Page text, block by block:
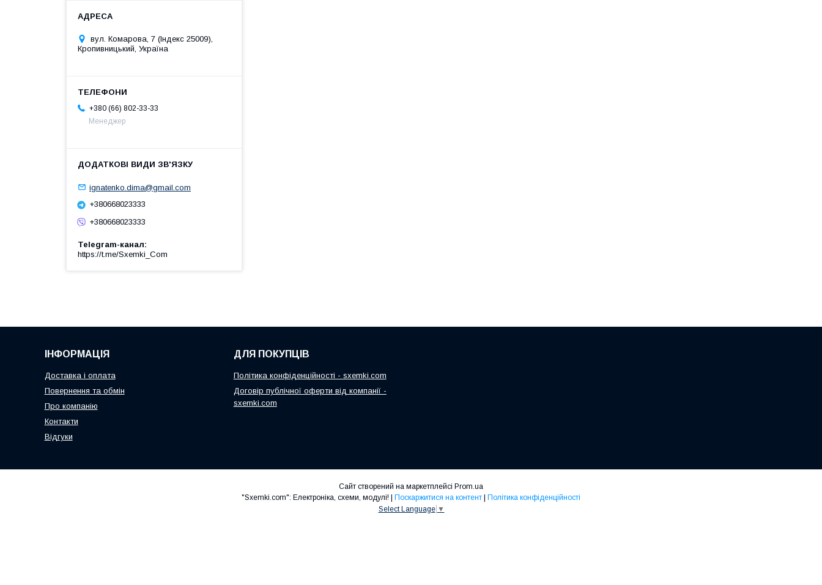
вул. Комарова, 7 (Індекс 25009),
Кропивницький, Україна
+380 (66) 802-33-33
Менеджер
ignatenko.dima@gmail.com
+380668023333
+380668023333
Telegram-канал
https://t.me/Sxemki_Com
ІНФОРМАЦІЯ
Доставка і оплата
Повернення та обмін
Про компанію
Контакти
Відгуки
ДЛЯ ПОКУПЦІВ
Політика конфіденційності - sxemki.com
Договір публічної оферти від компанії -
sxemki.com
Сайт створений на маркетплейсі Prom.ua
Поскаржитися на контент
Політика конфіденційності
Select Language ▼